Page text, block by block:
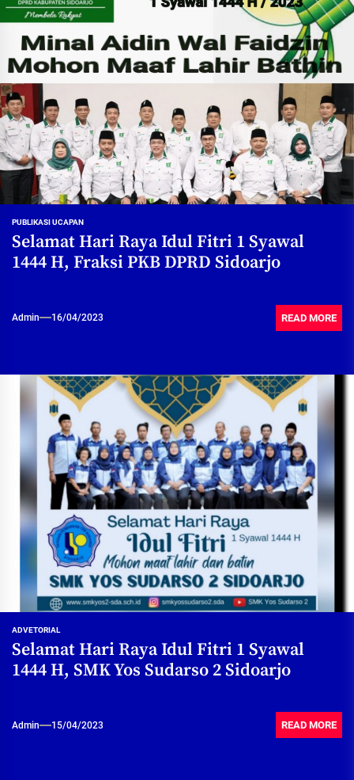
PUBLIKASI UCAPAN
Selamat Hari Raya Idul Fitri 1 Syawal
1444 H, Fraksi PKB DPRD Sidoarjo
Admin 16/04/2023 READ MORE
ADVETORIAL
Selamat Hari Raya Idul Fitri 1 Syawal
1444 H, SMK Yos Sudarso 2 Sidoarjo
Admin 15/04/2023 READ MORE